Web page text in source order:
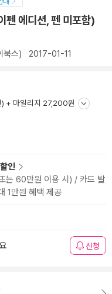
에디션, 펜 미포함)
스) 2017-01-11
) + 마일리지 27,200원
인
는 60만원 이용 시) / 카드 발
1만원 혜택 제공
신청